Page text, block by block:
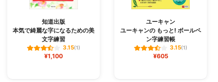
知道出版
本気で綺麗な字になるための美
文字練習
3.15(1)
¥1,100
ユーキャン
ユーキャンの もっと! ボールペ
ン字練習帳
3.15(1)
¥605